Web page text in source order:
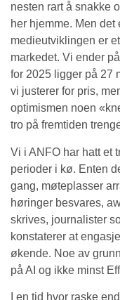
nesten rart å snakke
her hjemme. Men det
medieutviklingen er
markedet. Vi ender
for 2025 ligger på 27
vi justerer for pris,
optimismen noen
tro på fremtiden
Vi i ANFO har hatt et
perioder i kø. Enten
gang, møteplasser
høringer besvares,
skrives, journalister
konstaterer at
økende. Noe av
på AI og ikke minst
I en tid hvor raske